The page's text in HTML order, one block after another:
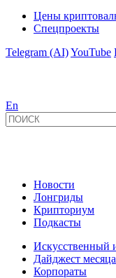
Цены
Спецпроекты
Telegram (AI)YouTube
En
Новости
Лонгриды
Крипториум
Подкасты
Искусственный
Дайджест месяца
Корпораты